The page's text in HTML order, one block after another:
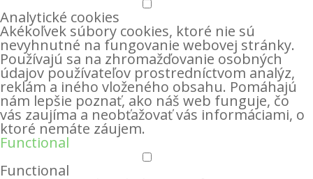
Analytické cookies
Akékoľvek súbory cookies, ktoré nie sú
nevyhnutné na fungovanie webovej stránky.
Používajú sa na zhromažďovanie osobných
údajov používateľov prostredníctvom analýz,
reklám a iného vloženého obsahu. Pomáhajú
nám lepšie poznať, ako náš web funguje, čo
vás zaujíma a neobťažovať vás informáciami, o
ktoré nemáte záujem.
Functional
Functional